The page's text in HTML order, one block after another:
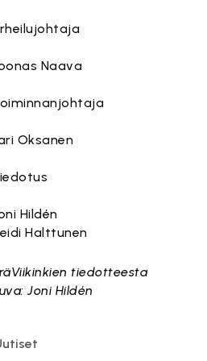
Naava
Oksanen
Hildén
Halttunen
tiedotteesta
Joni Hildén